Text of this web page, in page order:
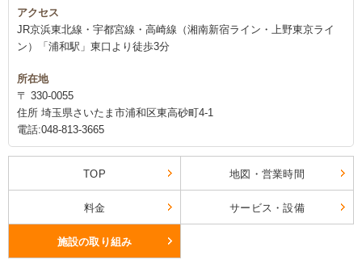
アクセス
JR京浜東北線・宇都宮線・高崎線（湘南新宿ライン・上野東京ライ
ン）「浦和駅」東口より徒歩3分
所在地
〒 330-0055
住所 埼玉県さいたま市浦和区東高砂町4-1
電話:048-813-3665
TOP 地図・営業時間
料金 サービス・設備
施設の取り組み